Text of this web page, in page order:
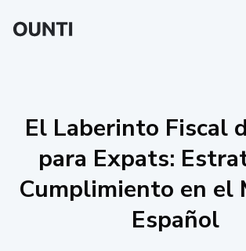
El Laberinto Fiscal
para Expats:
Cumplimiento en el
Español